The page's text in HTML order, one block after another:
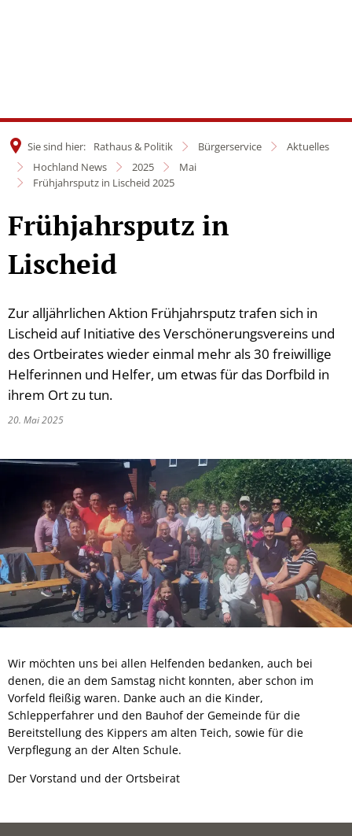
Sie sind hier: Rathaus & Politik Bürgerservice
Aktuelles
Hochland News
2025
Mai
Frühjahrsputz in Lischeid 2025
Frühjahrsputz in
Lischeid
Zur alljährlichen Aktion Frühjahrsputz trafen sich in
Lischeid auf Initiative des Verschönerungsvereins und
des Ortbeirates wieder einmal mehr als 30 freiwillige
Helferinnen und Helfer, um etwas für das Dorfbild in
ihrem Ort zu tun.
20. Mai 2025
Wir möchten uns bei allen Helfenden bedanken, auch bei
denen, die an dem Samstag nicht konnten, aber schon im
Vorfeld fleißig waren. Danke auch an die Kinder,
Schlepperfahrer und den Bauhof der Gemeinde für die
Bereitstellung des Kippers am alten Teich, sowie für die
Verpflegung an der Alten Schule.
Der Vorstand und der Ortsbeirat